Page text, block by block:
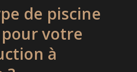
de piscine
votre
à